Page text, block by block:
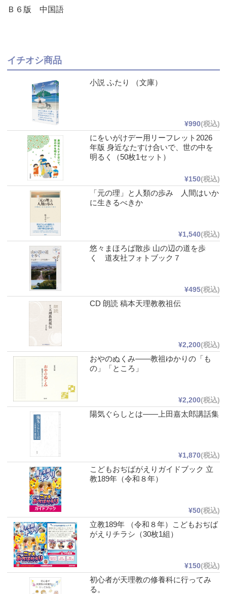
Ｂ６版 中国語
イチオシ商品
小説 ふたり （文庫）
¥990(税込)
にをいがけデー用リーフレット2026
年版 身近なたすけ合いで、世の中を
明るく（50枚1セット）
¥150(税込)
「元の理」と人類の歩み 人間はいか
に生きるべきか
¥1,540(税込)
悠々まほろば散歩 山の辺の道を歩
く 道友社フォトブック７
¥495(税込)
CD 朗読 稿本天理教教祖伝
¥2,200(税込)
おやのぬくみ――教祖ゆかりの「も
の」「ところ」
¥2,200(税込)
陽気ぐらしとは――上田嘉太郎講話集
¥1,870(税込)
こどもおぢばがえりガイドブック 立
教189年（令和８年）
¥50(税込)
立教189年 （令和８年）こどもおぢば
がえりチラシ（30枚1組）
¥150(税込)
初心者が天理教の修養科に行ってみ
る。